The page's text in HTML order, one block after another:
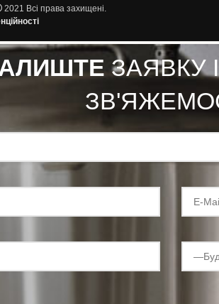
2021 Всі права захищені.
ЗАЯВКУ